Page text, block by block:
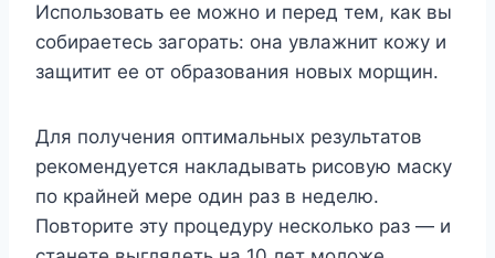
Использовать ее можно и перед тем, как вы
собираетесь загорать: она увлажнит кожу и
защитит ее от образования новых морщин.
Для получения оптимальных результатов
рекомендуется накладывать рисовую маску
по крайней мере один раз в неделю.
Повторите эту процедуру несколько раз — и